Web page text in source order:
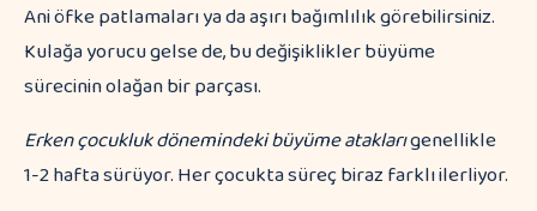
Ani öfke patlamaları ya da aşırı bağımlılık görebilirsiniz.
Kulağa yorucu gelse de, bu değişiklikler büyüme
sürecinin olağan bir parçası.
Erken çocukluk dönemindeki büyüme ataklarıgenellikle
1-2 hafta sürüyor. Her çocukta süreç biraz farklı ilerliyor.